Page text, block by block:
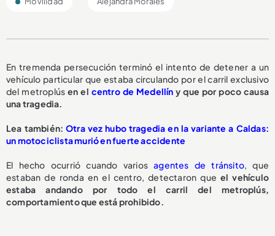
En tremenda persecución terminó el intento de detener a un
vehículo particular que estaba circulando por el carril exclusivo
del metroplúsen el centro de Medellín y que por poco causa
una tragedia.
Lea también: Otra vez hubo tragedia en la variante a Caldas:
un motociclista murió en fuerte accidente
El hecho ocurrió cuando variosagentes de tránsito, que
estaban de ronda en el centro, detectaron que el vehículo
estaba andando por todo el carril del metroplús,
comportamiento que está prohibido.